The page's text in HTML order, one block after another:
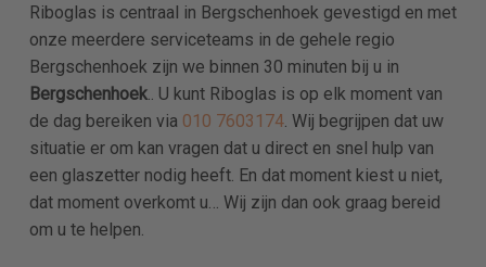
Riboglas is centraal in Bergschenhoek gevestigd en met
onze meerdere serviceteams in de gehele regio
Bergschenhoek zijn we binnen 30 minuten bij u in
Bergschenhoek.. U kunt Riboglas is op elk moment van
de dag bereiken via 010 7603174. Wij begrijpen dat uw
situatie er om kan vragen dat u direct en snel hulp van
een glaszetter nodig heeft. En dat moment kiest u niet,
dat moment overkomt u… Wij zijn dan ook graag bereid
om u te helpen.